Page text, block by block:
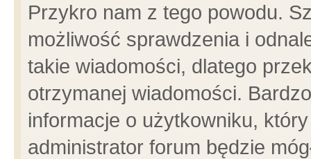
Przykro nam z tego powodu.
możliwość sprawdzenia i
takie wiadomości, dlatego
otrzymanej wiadomości.
informacje o użytkowniku,
administrator forum będzie